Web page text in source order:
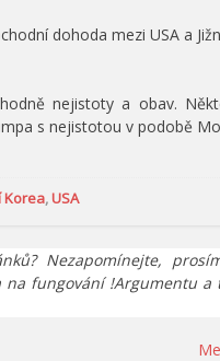
dohoda mezi USA a
nejistoty a obav.
s nejistotou v podobě
Korea,USA
Nezapomínejte,
fungování !Argumentu